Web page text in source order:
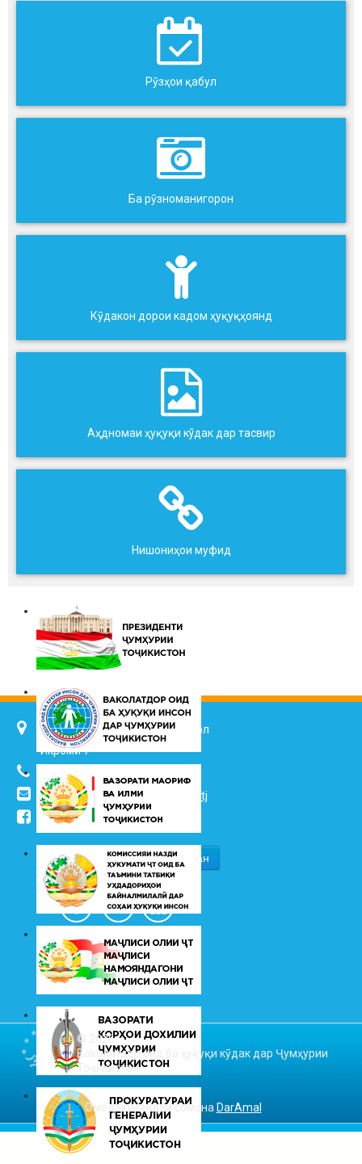
Рӯзҳои қабул
Ба рӯзноманигорон
Кӯдакон дорои кадом ҳуқуқҳоянд
Аҳдномаи ҳуқуқи кўдак дар тасвир
Нишониҳои муфид
734025, ш. Душанбе, кӯч. Ҷалол
Икромӣ 7
(+992 37) 2217352
info@vhk.tj
info@ombudsman.tj
/kudakon
© 2026
Ваколатдор оид ба ҳуқуқи кӯдак дар Ҷумҳурии
Тоҷикистон
Омодакунандаи сомона DarAmal